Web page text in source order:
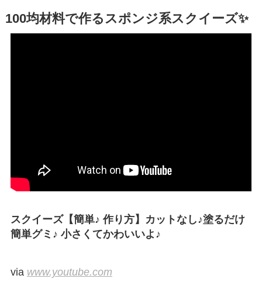
100均材料で作るスポンジ系スクイーズ✨
スクイーズ【簡単♪ 作り方】カットなし♪塗るだけ
簡単グミ♪ 小さくてかわいいよ♪
via www.youtube.com